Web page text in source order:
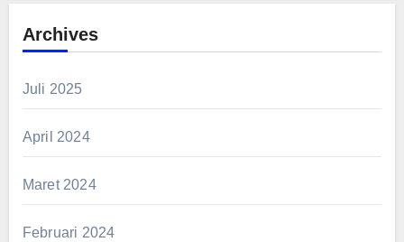
Archives
Juli 2025
April 2024
Maret 2024
Februari 2024